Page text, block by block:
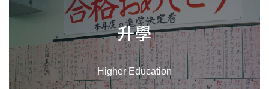
升學
Higher Education